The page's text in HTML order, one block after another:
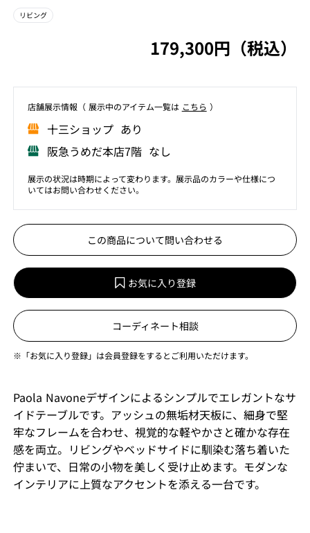
リビング
179,300円（税込）
店舗展⽰情報（ 展⽰中のアイテム⼀覧は こちら ）
⼗三ショップ あり
阪急うめだ本店7階 なし
展示の状況は時期によって変わります。展示品のカラーや仕様につ
いてはお問い合わせください。
この商品について問い合わせる
お気に入り登録
コーディネート相談
※「お気に入り登録」は会員登録をするとご利用いただけます。
Paola Navoneデザインによるシンプルでエレガントなサ
イドテーブルです。アッシュの無垢材天板に、細身で堅
牢なフレームを合わせ、視覚的な軽やかさと確かな存在
感を両立。リビングやベッドサイドに馴染む落ち着いた
佇まいで、日常の小物を美しく受け止めます。モダンな
インテリアに上質なアクセントを添える一台です。